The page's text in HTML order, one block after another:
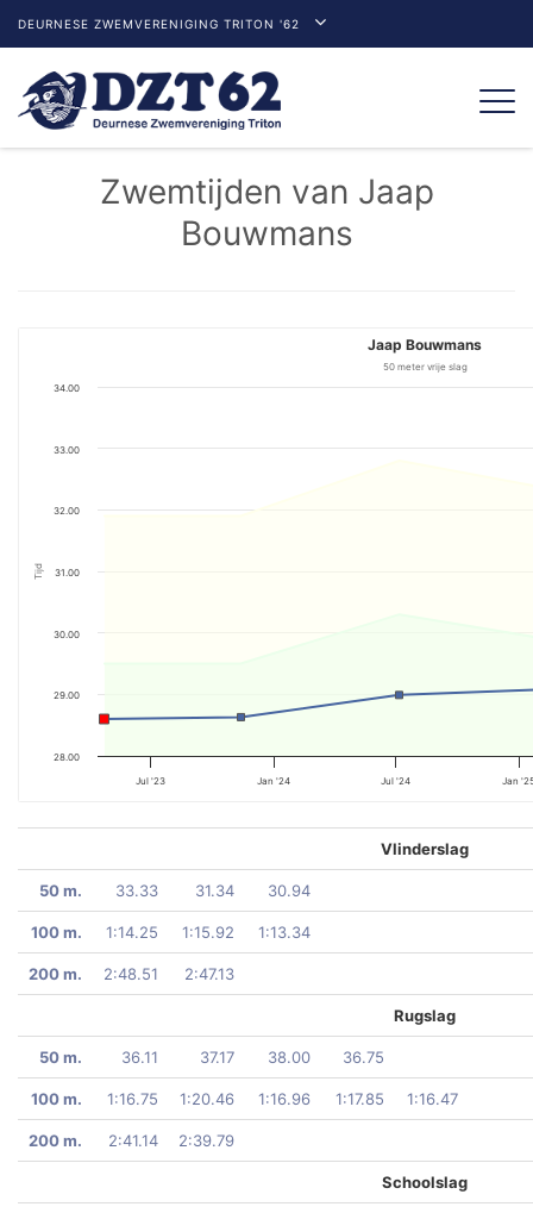
DEURNESE ZWEMVERENIGING TRITON '62
Zwemtijden van Jaap
Bouwmans
Tijd
Jaap Bouwmans
50 meter vrije slag
Jul '23 Jan '24 Jul '24 Jan
28.00
29.00
30.00
31.00
32.00
33.00
34.00
Vlinderslag
50 m. 33.33 31.34 30.94
100 m. 1:14.25 1:15.92 1:13.34
200 m. 2:48.51 2:47.13
Rugslag
50 m. 36.11 37.17 38.00 36.75
100 m. 1:16.75 1:20.46 1:16.96 1:17.85 1:16.47
200 m. 2:41.14 2:39.79
Schoolslag